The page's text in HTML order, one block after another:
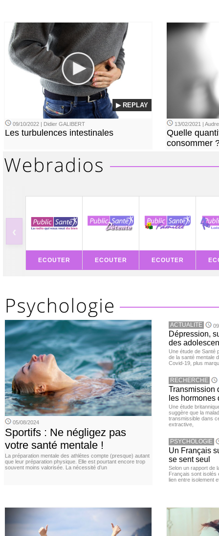
▶ REPLAY
09/10/2022 | Didier GALIBERT
Les turbulences intestinales
13/02/2021 |
Quelle
consommer
‹
ECOUTER ECOUTER ECOUTER
05/08/2024
Sportifs : Ne négligez pas
votre santé mentale !
La préparation mentale des athlètes compte (presque) autant
que leur préparation physique. Elle est pourtant encore trop
souvent moins valorisée. La nécessité d’un
ACTUALITE
Dépression,
des
Une étude de Santé
de la santé mentale
Covid-19, plus
RECHERCHE
Transmission
les hormones
Une étude
suggère que la
transmissible dans
extractive,
PSYCHOLOGIE
Un Français
se sent seul
Selon un rapport de
Français sont isolés
lien entre isolement